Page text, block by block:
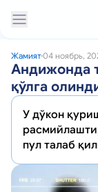
Жамият04 ноябрь,
Андижонда
қўлга
У дўкон
пул талаб